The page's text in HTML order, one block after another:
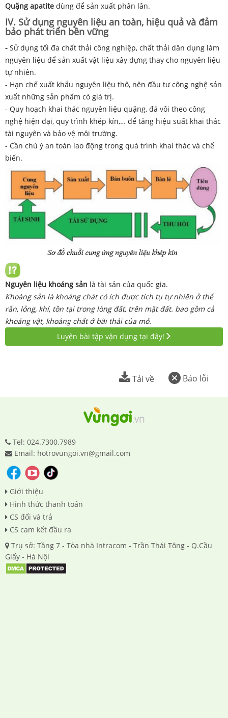
Quặng apatite dùng để sản xuất phân lân.
IV. Sử dụng nguyên liệu an toàn, hiệu quả và đảm
bảo phát triển bền vững
- Sử dụng tối đa chất thải công nghiệp, chất thải dân dụng làm
nguyên liệu để sản xuất vật liệu xây dựng thay cho nguyên liệu
tự nhiên.
- Hạn chế xuất khẩu nguyên liệu thô, nên đầu tư công nghệ sản
xuất những sản phẩm có giá trị.
- Quy hoạch khai thác nguyên liệu quặng, đá vôi theo công
nghệ hiện đại, quy trình khép kín,… để tăng hiệu suất khai thác
tài nguyên và bảo vệ môi trường.
- Cần chú ý an toàn lao động trong quá trình khai thác và chế
biến.
Nguyên liệu khoáng sản là tài sản của quốc gia.
Khoáng sản là khoáng chát có ích được tích tụ tự nhiên ở thể
rắn, lỏng, khí, tồn tại trong lòng đất, trên mặt đất. bao gồm cả
khoáng vật, khoáng chất ở bãi thải của mỏ.
Luyện bài tập vận dụng tại đây!
Báo lỗi
Tải về
Tel: 024.7300.7989
Email: hotrovungoi.vn@gmail.com
Giới thiệu
Hình thức thanh toán
CS đổi và trả
CS cam kết đầu ra
Trụ sở: Tầng 7 - Tòa nhà Intracom - Trần Thái Tông - Q.Cầu
Giấy - Hà Nội